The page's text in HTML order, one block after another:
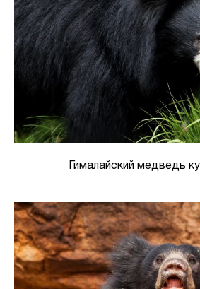
Гималайский медведь